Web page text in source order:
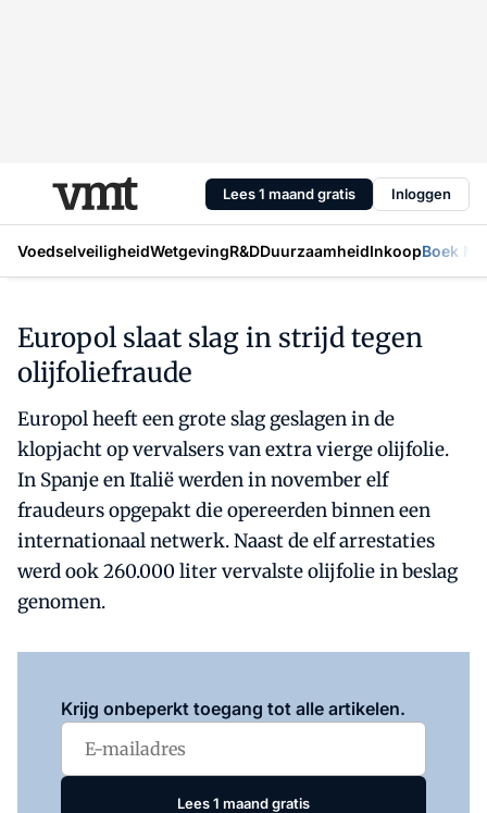
Lees 1 maand gratis Inloggen
VoedselveiligheidWetgevingR&DDuurzaamheidInkoopBoek
Europol slaat slag in strijd tegen
olijfoliefraude
Europol heeft een grote slag geslagen in de
klopjacht op vervalsers van extra vierge olijfolie.
In Spanje en Italië werden in november elf
fraudeurs opgepakt die opereerden binnen een
internationaal netwerk. Naast de elf arrestaties
werd ook 260.000 liter vervalste olijfolie in beslag
genomen.
Krijg onbeperkt toegang tot alle artikelen.
Lees 1 maand gratis